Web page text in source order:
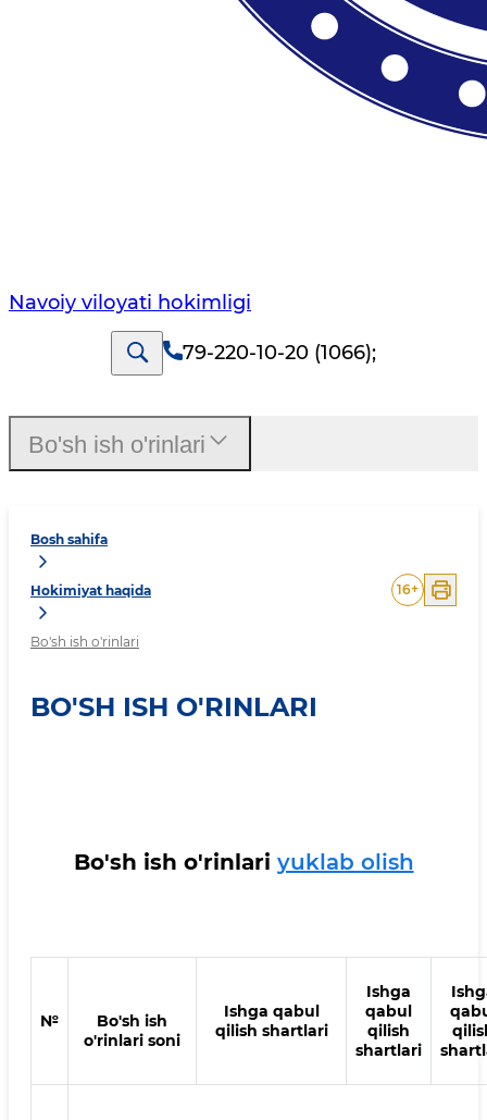
Navoiy vilоyati hоkimligi
79-220-10-20 (1066);
Bosh sahifa
Hokimiyat haqida
Bo'sh ish o'rinlari
16+
BO'SH ISH O'RINLARI
Bo'sh ish o'rinlari yuklab olish
№
Bo'sh ish
o'rinlari soni
Ishga qabul
qilish shartlari
Ishga
qabul
qilish
shartlari
Bo'sh ish o'rinlari